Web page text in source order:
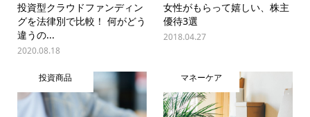
投資型クラウドファンディン
グを法律別で比較！ 何がどう
違うの...
2020.08.18
女性がもらって嬉しい、株主
優待3選
2018.04.27
投資商品 マネーケア